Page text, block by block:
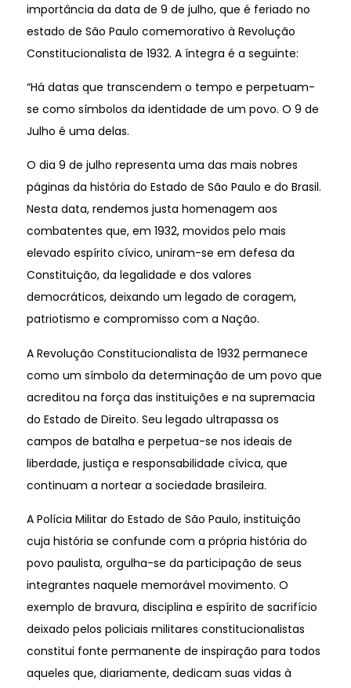
importância da data de 9 de julho, que é feriado no
estado de São Paulo comemorativo à Revolução
Constitucionalista de 1932. A íntegra é a seguinte:
“Há datas que transcendem o tempo e perpetuam-
se como símbolos da identidade de um povo. O 9 de
Julho é uma delas.
O dia 9 de julho representa uma das mais nobres
páginas da história do Estado de São Paulo e do Brasil.
Nesta data, rendemos justa homenagem aos
combatentes que, em 1932, movidos pelo mais
elevado espírito cívico, uniram-se em defesa da
Constituição, da legalidade e dos valores
democráticos, deixando um legado de coragem,
patriotismo e compromisso com a Nação.
A Revolução Constitucionalista de 1932 permanece
como um símbolo da determinação de um povo que
acreditou na força das instituições e na supremacia
do Estado de Direito. Seu legado ultrapassa os
campos de batalha e perpetua-se nos ideais de
liberdade, justiça e responsabilidade cívica, que
continuam a nortear a sociedade brasileira.
A Polícia Militar do Estado de São Paulo, instituição
cuja história se confunde com a própria história do
povo paulista, orgulha-se da participação de seus
integrantes naquele memorável movimento. O
exemplo de bravura, disciplina e espírito de sacrifício
deixado pelos policiais militares constitucionalistas
constitui fonte permanente de inspiração para todos
aqueles que, diariamente, dedicam suas vidas à